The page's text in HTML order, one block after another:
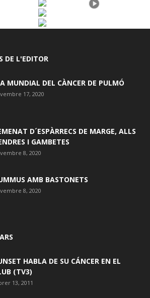
DE L'EDITOR
MUNDIAL DEL CÀNCER DE PULMÓ
17, 2020
D´ESPÀRRECS DE MARGE, ALLS
I GAMBETES
8, 2020
AMB BASTONETS
8, 2020
HABLA DE SU CÁNCER EN EL
(TV3)
13, 2011